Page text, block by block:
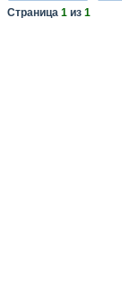
Страница 1 из 1